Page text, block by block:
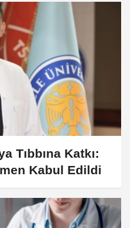
Tıbbına Katkı:
Kabul Edildi